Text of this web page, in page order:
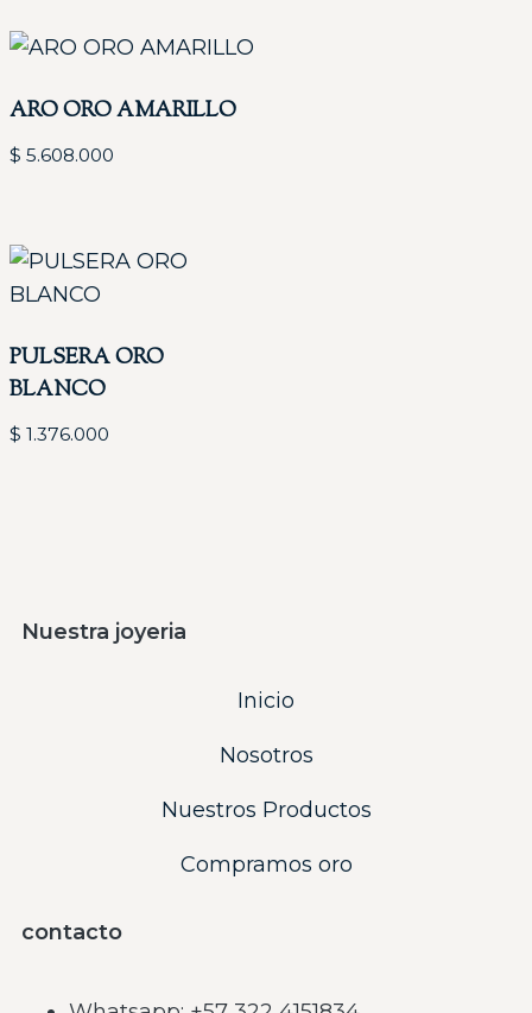
ARO ORO AMARILLO
$ 5.608.000
PULSERA ORO
BLANCO
$ 1.376.000
Nuestra joyeria
Inicio
Nosotros
Nuestros Productos
Compramos oro
contacto